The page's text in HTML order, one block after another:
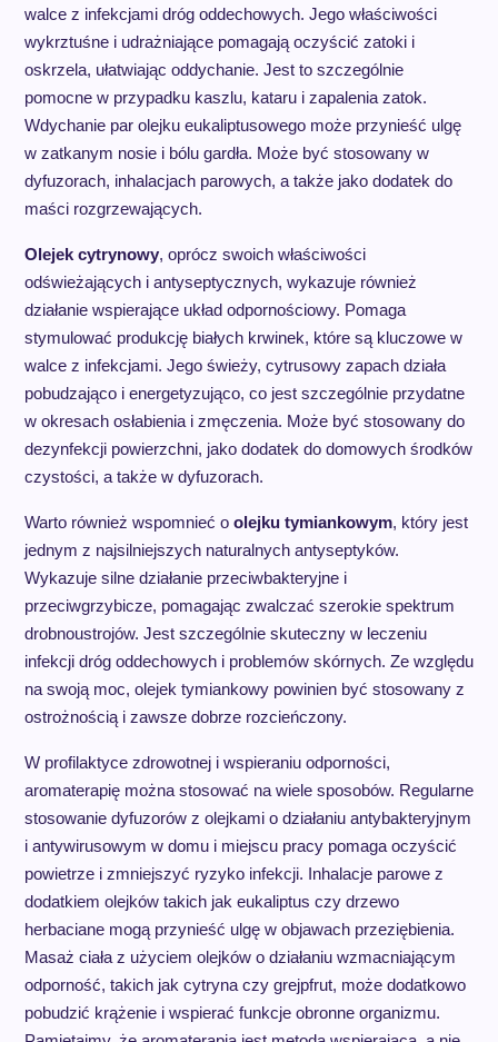
walce z infekcjami dróg oddechowych. Jego właściwości
wykrztuśne i udrażniające pomagają oczyścić zatoki i
oskrzela, ułatwiając oddychanie. Jest to szczególnie
pomocne w przypadku kaszlu, kataru i zapalenia zatok.
Wdychanie par olejku eukaliptusowego może przynieść ulgę
w zatkanym nosie i bólu gardła. Może być stosowany w
dyfuzorach, inhalacjach parowych, a także jako dodatek do
maści rozgrzewających.
Olejek cytrynowy, oprócz swoich właściwości
odświeżających i antyseptycznych, wykazuje również
działanie wspierające układ odpornościowy. Pomaga
stymulować produkcję białych krwinek, które są kluczowe w
walce z infekcjami. Jego świeży, cytrusowy zapach działa
pobudzająco i energetyzująco, co jest szczególnie przydatne
w okresach osłabienia i zmęczenia. Może być stosowany do
dezynfekcji powierzchni, jako dodatek do domowych środków
czystości, a także w dyfuzorach.
Warto również wspomnieć o olejku tymiankowym, który jest
jednym z najsilniejszych naturalnych antyseptyków.
Wykazuje silne działanie przeciwbakteryjne i
przeciwgrzybicze, pomagając zwalczać szerokie spektrum
drobnoustrojów. Jest szczególnie skuteczny w leczeniu
infekcji dróg oddechowych i problemów skórnych. Ze względu
na swoją moc, olejek tymiankowy powinien być stosowany z
ostrożnością i zawsze dobrze rozcieńczony.
W profilaktyce zdrowotnej i wspieraniu odporności,
aromaterapię można stosować na wiele sposobów. Regularne
stosowanie dyfuzorów z olejkami o działaniu antybakteryjnym
i antywirusowym w domu i miejscu pracy pomaga oczyścić
powietrze i zmniejszyć ryzyko infekcji. Inhalacje parowe z
dodatkiem olejków takich jak eukaliptus czy drzewo
herbaciane mogą przynieść ulgę w objawach przeziębienia.
Masaż ciała z użyciem olejków o działaniu wzmacniającym
odporność, takich jak cytryna czy grejpfrut, może dodatkowo
pobudzić krążenie i wspierać funkcje obronne organizmu.